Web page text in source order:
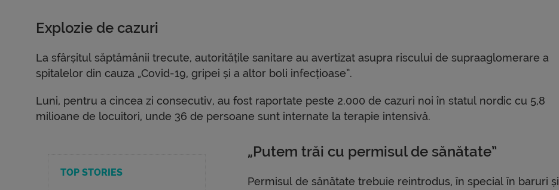
Explozie de cazuri
La sfârșitul săptămânii trecute, autoritățile sanitare au avertizat asupra riscului de supraaglomerare a
spitalelor din cauza „Covid-19, gripei și a altor boli infecțioase”.
Luni, pentru a cincea zi consecutiv, au fost raportate peste 2.000 de cazuri noi în statul nordic cu 5,8
milioane de locuitori, unde 36 de persoane sunt internate la terapie intensivă.
TOP STORIES
„Putem trăi cu permisul de sănătate”
Permisul de sănătate trebuie reintrodus, în special în baruri și